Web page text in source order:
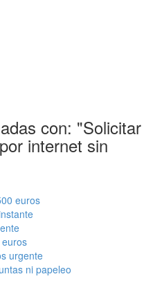
con: "Solicitar
internet sin
euros
urgente
ni papeleo